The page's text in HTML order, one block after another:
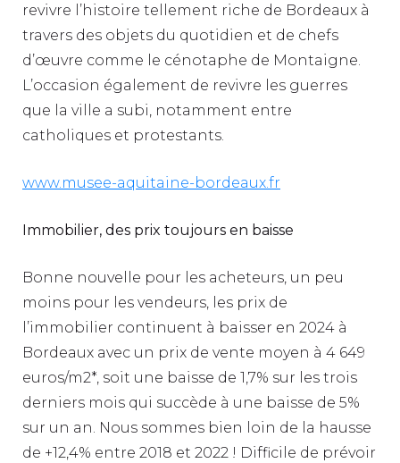
revivre l’histoire tellement riche de Bordeaux à
travers des objets du quotidien et de chefs
d’œuvre comme le cénotaphe de Montaigne.
L’occasion également de revivre les guerres
que la ville a subi, notamment entre
catholiques et protestants.
www.musee-aquitaine-bordeaux.fr
Immobilier, des prix toujours en baisse
Bonne nouvelle pour les acheteurs, un peu
moins pour les vendeurs, les prix de
l’immobilier continuent à baisser en 2024 à
Bordeaux avec un prix de vente moyen à 4 649
euros/m2*, soit une baisse de 1,7% sur les trois
derniers mois qui succède à une baisse de 5%
sur un an. Nous sommes bien loin de la hausse
de +12,4% entre 2018 et 2022 ! Difficile de prévoir